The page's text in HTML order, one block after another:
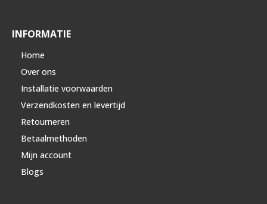
INFORMATIE
Home
Over ons
Installatie voorwaarden
Verzendkosten en levertijd
Retourneren
Betaalmethoden
Mijn account
Blogs